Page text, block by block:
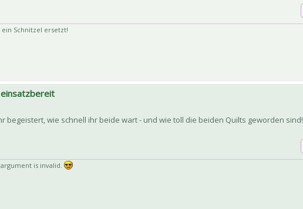
Schnitzel ersetzt!
einsatzbereit
begeistert, wie schnell ihr beide wart - und wie toll die beiden Quilts geworden sind!
is invalid.